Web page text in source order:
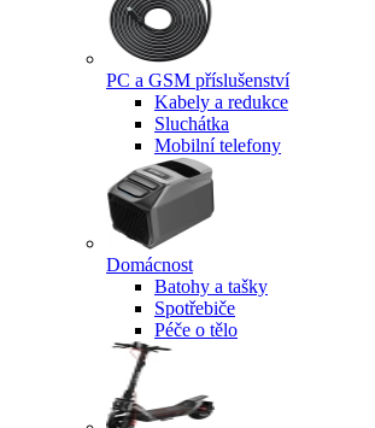
PC a GSM příslušenství
Kabely a redukce
Sluchátka
Mobilní telefony
Domácnost
Batohy a tašky
Spotřebiče
Péče o tělo